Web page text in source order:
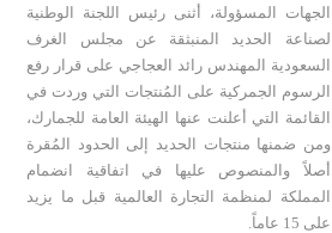
الجهات المسؤولة، أثنى رئيس اللجنة الوطنية
لصناعة الحديد المنبثقة عن مجلس الغرف
السعودية المهندس رائد العجاجي على قرار رفع
الرسوم الجمركية على المُنتجات التي وردت في
القائمة التي أعلنت عنها الهيئة العامة للجمارك،
ومن ضمنها منتجات الحديد إلى الحدود المُقرة
أصلاً والمنصوص عليها في اتفاقية انضمام
المملكة لمنظمة التجارة العالمية قبل ما يزيد
على 15 عاماً.